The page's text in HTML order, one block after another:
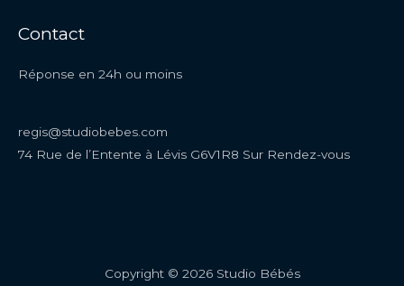
Contact
Réponse en 24h ou moins
regis@studiobebes.com
74 Rue de l’Entente à Lévis G6V1R8 Sur Rendez-vous
Copyright © 2026 Studio Bébés